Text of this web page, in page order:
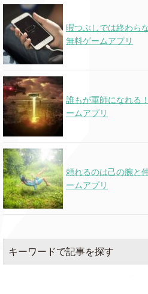
暇つぶしでは終わら
無料ゲームアプリ
誰もが軍師になれる
ームアプリ
頼れるのは己の腕と
ームアプリ
キーワードで記事を探す